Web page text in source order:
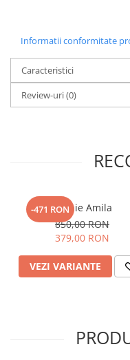
Informatii conformitate
Caracteristici
Review-uri(0)
-471 RONRochie Amila
850,00 RON
379,00 RON
VEZI VARIANTE